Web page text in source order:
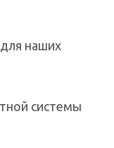
наших
системы